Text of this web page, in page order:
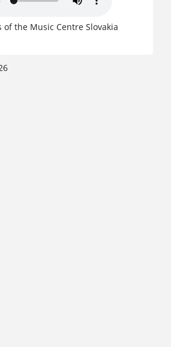
of the Music Centre Slovakia